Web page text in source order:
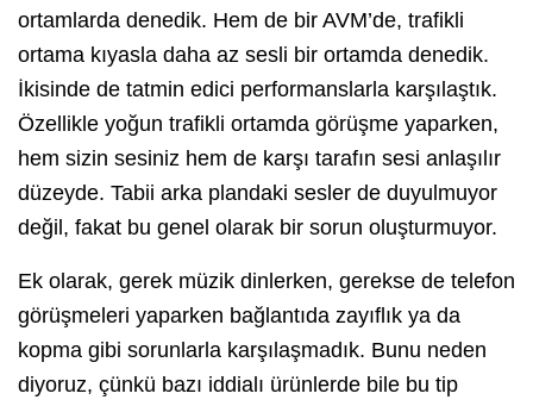
ortamlarda denedik. Hem de bir AVM’de, trafikli
ortama kıyasla daha az sesli bir ortamda denedik.
İkisinde de tatmin edici performanslarla karşılaştık.
Özellikle yoğun trafikli ortamda görüşme yaparken,
hem sizin sesiniz hem de karşı tarafın sesi anlaşılır
düzeyde. Tabii arka plandaki sesler de duyulmuyor
değil, fakat bu genel olarak bir sorun oluşturmuyor.
Ek olarak, gerek müzik dinlerken, gerekse de telefon
görüşmeleri yaparken bağlantıda zayıflık ya da
kopma gibi sorunlarla karşılaşmadık. Bunu neden
diyoruz, çünkü bazı iddialı ürünlerde bile bu tip